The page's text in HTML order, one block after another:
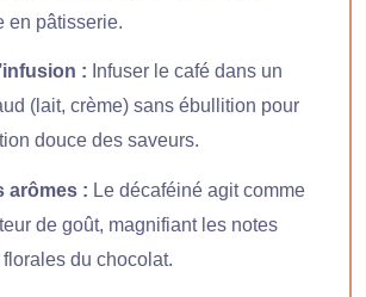
en pâtisserie.
: Infuser le café dans un
(lait, crème) sans ébullition pour
douce des saveurs.
arômes : Le décaféiné agit comme
de goût, magnifiant les notes
du chocolat.